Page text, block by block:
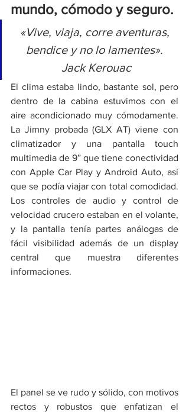
mundo, cómodo y seguro.
«Vive, viaja, corre aventuras,
bendice y no lo lamentes».
Jack Kerouac
El clima estaba lindo, bastante sol, pero
dentro de la cabina estuvimos con el
aire acondicionado muy cómodamente.
La Jimny probada (GLX AT) viene con
climatizador y una pantalla touch
multimedia de 9” que tiene conectividad
con Apple Car Play y Android Auto, así
que se podía viajar con total comodidad.
Los controles de audio y control de
velocidad crucero estaban en el volante,
y la pantalla tenía partes análogas de
fácil visibilidad además de un display
central que muestra diferentes
informaciones.
El panel se ve rudo y sólido, con motivos
rectos y robustos que enfatizan el